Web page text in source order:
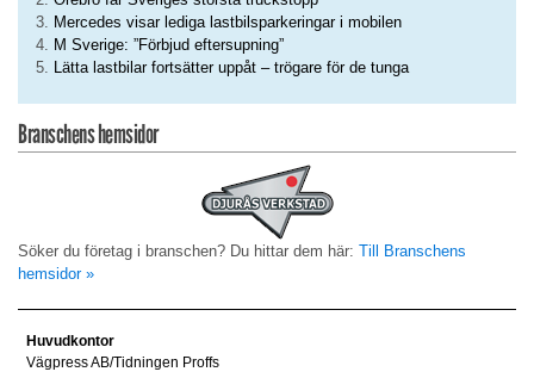
Mercedes visar lediga lastbilsparkeringar i mobilen
M Sverige: ”Förbjud eftersupning”
Lätta lastbilar fortsätter uppåt – trögare för de tunga
Branschens hemsidor
Söker du företag i branschen? Du hittar dem här: Till Branschens
hemsidor »
Huvudkontor
Vägpress AB/Tidningen Proffs